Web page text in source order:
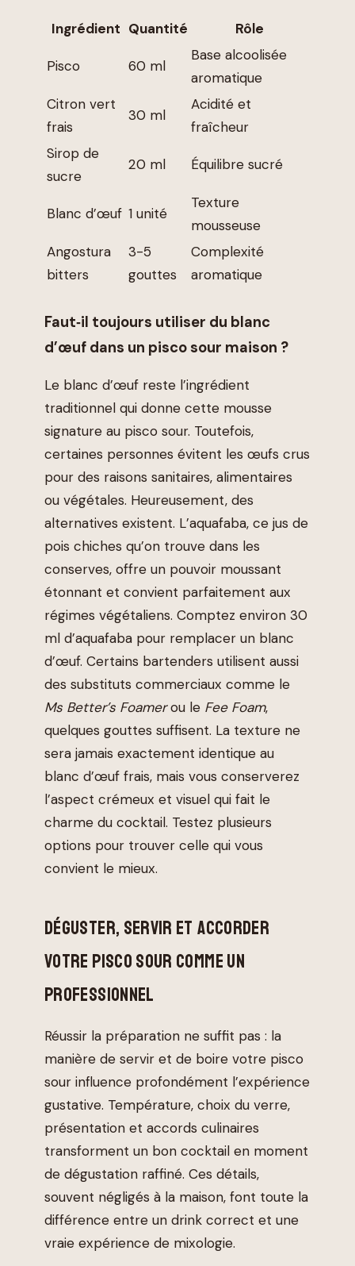
Ingrédient Quantité Rôle
Pisco 60 ml
Base alcoolisée
aromatique
Citron vert
frais
30 ml
Acidité et
fraîcheur
Sirop de
sucre
20 ml Équilibre sucré
Blanc d’œuf 1 unité
Texture
mousseuse
Angostura
bitters
3-5
gouttes
Complexité
aromatique
Faut‑il toujours utiliser du blanc
d’œuf dans un pisco sour maison ?
Le blanc d’œuf reste l’ingrédient
traditionnel qui donne cette mousse
signature au pisco sour. Toutefois,
certaines personnes évitent les œufs crus
pour des raisons sanitaires, alimentaires
ou végétales. Heureusement, des
alternatives existent. L’aquafaba, ce jus de
pois chiches qu’on trouve dans les
conserves, offre un pouvoir moussant
étonnant et convient parfaitement aux
régimes végétaliens. Comptez environ 30
ml d’aquafaba pour remplacer un blanc
d’œuf. Certains bartenders utilisent aussi
des substituts commerciaux comme le
Ms Better’s Foamerou le Fee Foam,
quelques gouttes suffisent. La texture ne
sera jamais exactement identique au
blanc d’œuf frais, mais vous conserverez
l’aspect crémeux et visuel qui fait le
charme du cocktail. Testez plusieurs
options pour trouver celle qui vous
convient le mieux.
DÉGUSTER, SERVIR ET ACCORDER
VOTRE PISCO SOUR COMME UN
PROFESSIONNEL
Réussir la préparation ne suffit pas : la
manière de servir et de boire votre pisco
sour influence profondément l’expérience
gustative. Température, choix du verre,
présentation et accords culinaires
transforment un bon cocktail en moment
de dégustation raffiné. Ces détails,
souvent négligés à la maison, font toute la
différence entre un drink correct et une
vraie expérience de mixologie.